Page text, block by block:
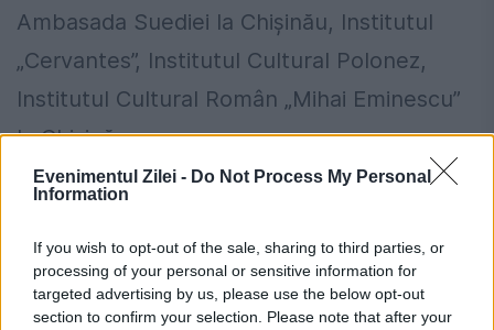
Evenimentul Zilei - Do Not Process My Personal
Information
If you wish to opt-out of the sale, sharing to third parties, or
processing of your personal or sensitive information for
targeted advertising by us, please use the below opt-out
section to confirm your selection. Please note that after your
Ambasada Suediei la Chișinău, Institutul
„Cervantes”, Institutul Cultural Polonez,
Institutul Cultural Român „Mihai Eminescu”
la Chișinău ș.a.